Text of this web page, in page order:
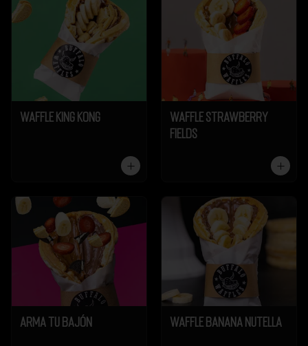
Waffle King Kong
Waffle Strawberry
Fields
Arma tu Bajón Waffle Banana Nutella